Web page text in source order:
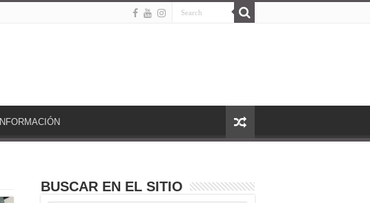
INFORMACIÓN
BUSCAR EN EL SITIO